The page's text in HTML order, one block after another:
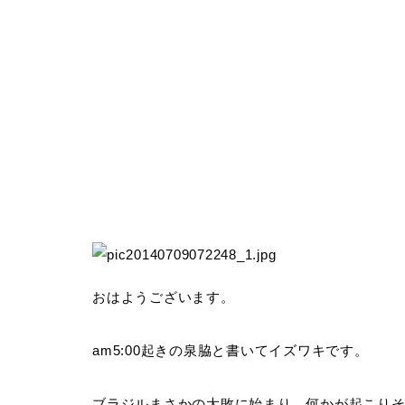
おはようございます。
am5:00起きの泉脇と書いてイズワキです。